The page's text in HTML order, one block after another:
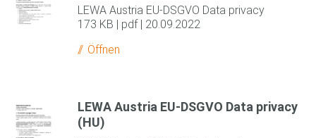
LEWA Austria EU-DSGVO Data privacy
173 KB | pdf | 20.09.2022
Öffnen
LEWA Austria EU-DSGVO Data privacy
(HU)